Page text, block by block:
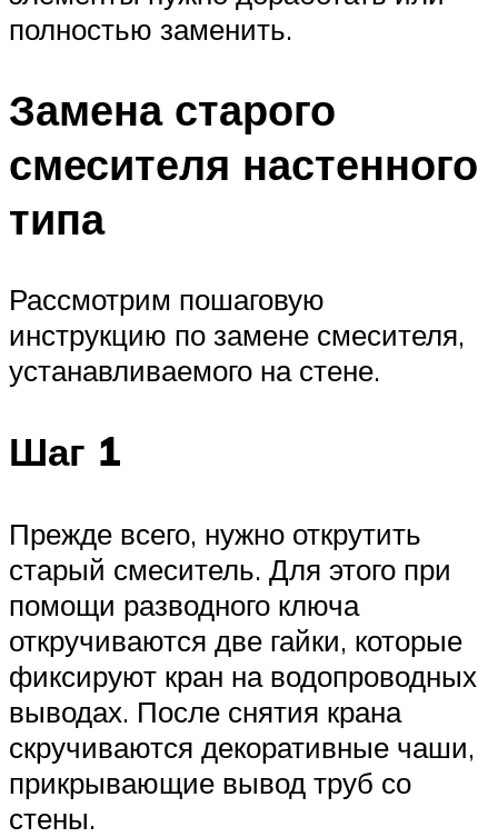
полностью заменить.
Замена старого
смесителя настенного
типа
Рассмотрим пошаговую
инструкцию по замене смесителя,
устанавливаемого на стене.
Шаг 1
Прежде всего, нужно открутить
старый смеситель. Для этого при
помощи разводного ключа
откручиваются две гайки, которые
фиксируют кран на водопроводных
выводах. После снятия крана
скручиваются декоративные чаши,
прикрывающие вывод труб со
стены.